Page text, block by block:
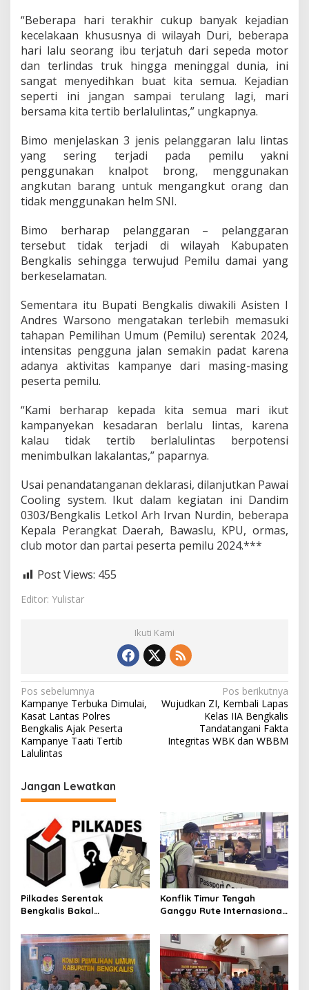
T
e
r
b
u
k
a
T
r
B
e
l
u
l
n
t
s
d
a
n
y
a
m
a
n
P
e
r
s
p
a
m
a
i
“Beberapa hari terakhir cukup banyak kejadian
kecelakaan khususnya di wilayah Duri, beberapa
hari lalu seorang ibu terjatuh dari sepeda motor
dan terlindas truk hingga meninggal dunia, ini
sangat menyedihkan buat kita semua. Kejadian
seperti ini jangan sampai terulang lagi, mari
bersama kita tertib berlalulintas,” ungkapnya.
Bimo menjelaskan 3 jenis pelanggaran lalu lintas
yang sering terjadi pada pemilu yakni
penggunakan knalpot brong, menggunakan
angkutan barang untuk mengangkut orang dan
tidak menggunakan helm SNI.
Bimo berharap pelanggaran – pelanggaran
tersebut tidak terjadi di wilayah Kabupaten
Bengkalis sehingga terwujud Pemilu damai yang
berkeselamatan.
Sementara itu Bupati Bengkalis diwakili Asisten I
Andres Warsono mengatakan terlebih memasuki
tahapan Pemilihan Umum (Pemilu) serentak 2024,
intensitas pengguna jalan semakin padat karena
adanya aktivitas kampanye dari masing-masing
peserta pemilu.
“Kami berharap kepada kita semua mari ikut
kampanyekan kesadaran berlalu lintas, karena
kalau tidak tertib berlalulintas berpotensi
menimbulkan lakalantas,” paparnya.
Usai penandatanganan deklarasi, dilanjutkan Pawai
Cooling system. Ikut dalam kegiatan ini Dandim
0303/Bengkalis Letkol Arh Irvan Nurdin, beberapa
Kepala Perangkat Daerah, Bawaslu, KPU, ormas,
club motor dan partai peserta pemilu 2024.***
Post Views: 455
Editor: Yulistar
Ikuti Kami
N
a
v
i
a
p
o
Pos sebelumnya
Kampanye Terbuka Dimulai,
Kasat Lantas Polres
Bengkalis Ajak Peserta
Kampanye Taati Tertib
Lalulintas
Pos berikutnya
Wujudkan ZI, Kembali Lapas
Kelas IIA Bengkalis
Tandatangani Fakta
Integritas WBK dan WBBM
Jangan Lewatkan
Pilkades Serentak
Bengkalis Bakal
2027
Konflik Timur Tengah
Ganggu Rute Internasional,
Antisipatif